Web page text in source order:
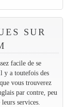
SUR
facile de se
y a toutefois des
vous trouverez
par contre, peu
services.